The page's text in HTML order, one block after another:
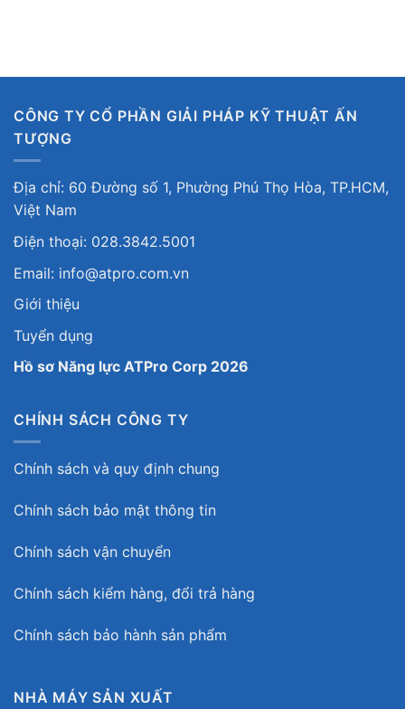
CÔNG TY CỔ PHẦN GIẢI PHÁP KỸ THUẬT ẤN
TƯỢNG
Địa chỉ: 60 Đường số 1, Phường Phú Thọ Hòa, TP.HCM,
Việt Nam
Điện thoại: 028.3842.5001
Email: info@atpro.com.vn
Giới thiệu
Tuyển dụng
Hồ sơ Năng lực ATPro Corp 2026
CHÍNH SÁCH CÔNG TY
Chính sách và quy định chung
Chính sách bảo mật thông tin
Chính sách vận chuyển
Chính sách kiểm hàng, đổi trả hàng
Chính sách bảo hành sản phẩm
NHÀ MÁY SẢN XUẤT